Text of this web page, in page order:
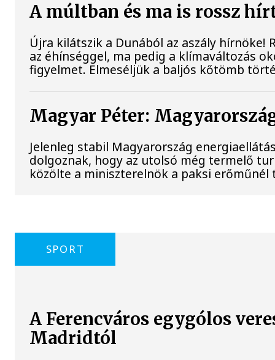
A múltban és ma is rossz
Újra kilátszik a Dunából az aszály
az éhínséggel, ma pedig a klímaváltozás
figyelmet. Elmeséljük a baljós kőtömb
Magyar Péter:
Jelenleg stabil Magyarország
dolgoznak, hogy az utolsó még termelő
közölte a miniszterelnök a paksi
SPORT
A Ferencváros egygólos
Madridtól